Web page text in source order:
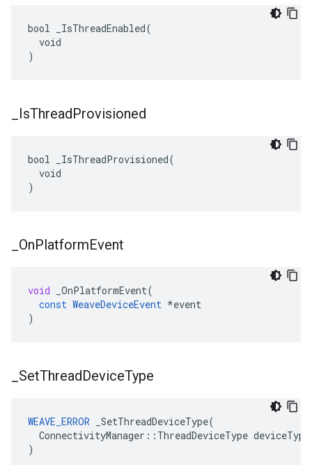
bool _IsThreadEnabled(
  void
)
IsThreadProvisioned
bool _IsThreadProvisioned(
  void
)
OnPlatformEvent
void _OnPlatformEvent(
const WeaveDeviceEvent *event
)
SetThreadDeviceType
WEAVE_ERROR _SetThreadDeviceType(
  ConnectivityManager::ThreadDeviceType deviceType
)